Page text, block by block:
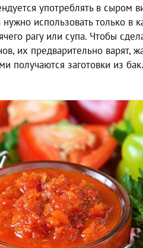
употреблять в сыром
использовать только в
рагу или супа. Чтобы
их предварительно варят,
получаются заготовки из